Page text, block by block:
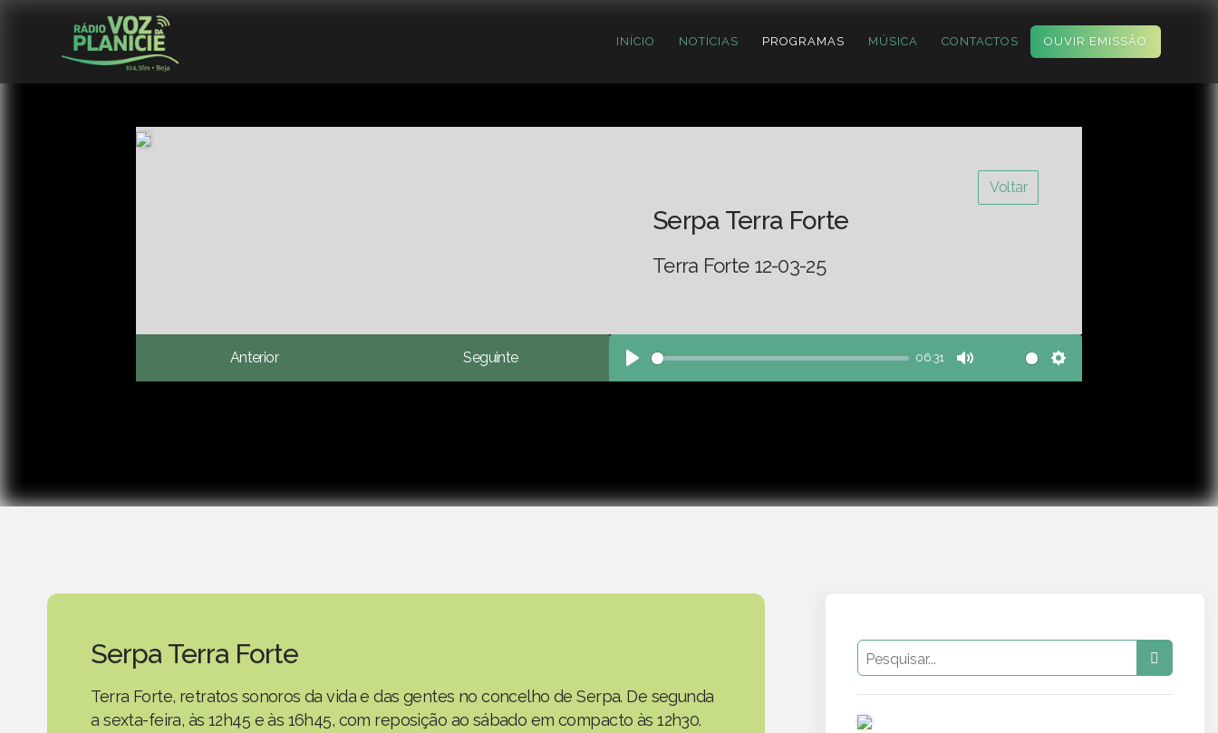
INÍCIO NOTÍCIAS PROGRAMAS MÚSICA CONTACTOS OUVIR EMISSÃO
Voltar
Serpa Terra Forte
Terra Forte 12-03-25
Anterior Seguinte
Play
06:31
Mute Settings
Serpa Terra Forte
Terra Forte, retratos sonoros da vida e das gentes no concelho de Serpa. De segunda
a sexta-feira, às 12h45 e às 16h45, com reposição ao sábado em compacto às 12h30.